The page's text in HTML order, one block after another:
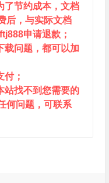
了节约成本，文档
后，与实际文档
申请退款；
载问题，都可以加
；
站找不到您需要的
何问题，可联系